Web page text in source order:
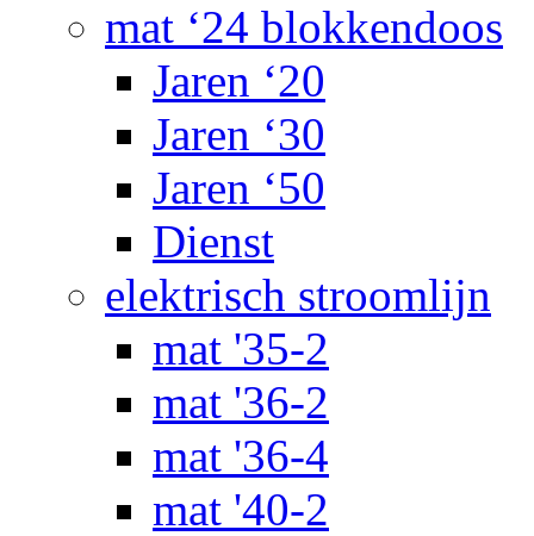
mat ‘24 blokkendoos
Jaren ‘20
Jaren ‘30
Jaren ‘50
Dienst
elektrisch stroomlijn
mat '35-2
mat '36-2
mat '36-4
mat '40-2